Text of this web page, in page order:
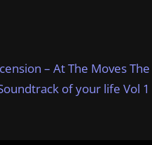
– At The Moves The
of your life Vol 1